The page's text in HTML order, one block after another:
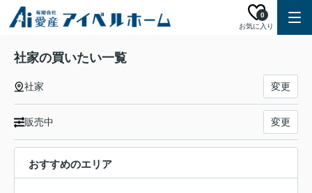
お気に入り
0
社家の買いたい一覧
社家 変更
販売中 変更
おすすめのエリア